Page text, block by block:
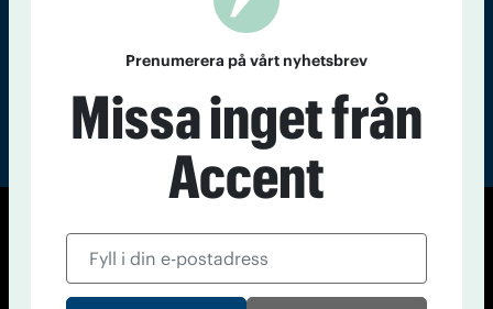
© Tidningen Accent 2026
Cookiepolicy
Personuppgiftspolicy
Prenumerera på vårt nyhetsbrev
Missa inget från
Accent